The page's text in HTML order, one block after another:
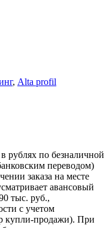
, Alta profil
рублях по безналичной
переводом)
заказа на месте
авансовый
тыс. руб.,
с учетом
купли-продажи). При